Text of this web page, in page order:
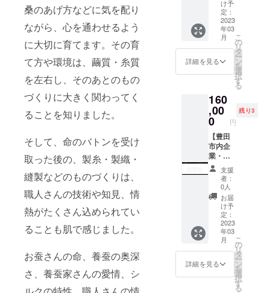
桑のあげ方などに気を配り
ながら、心を通わせるよう
に大切に育てます。その育
て方や環境は、繭質・糸質
を左右し、そのあとのもの
づくりに大きく関わってく
ることを知りました。
そして、命のバトンを受け
取った後の、製糸・製織・
縫製などのものづくりは、
職人さんの技術や知見、情
熱がたくさん込められてい
ることも肌で感じました。
お蚕さんの命、養蚕の奥深
さ、養蚕家さんの愛情、シ
クの特
性上、
摩擦・
こすれ
による
ちが発
生する
す。
役と
なって
柄をな
す織柄
にこだ
わり、
プリン
を求め
まし
た。モ
ノトー
ンのリ
バーシ
ブルデ
ザイン
は、ど
のよう
なコー
ディ
ネート
でも合
わせや
すく、
リボン
結び、
よりも
しっか
りとし
た厚
み・は
りがあ
優れた
シルク
の良さ
を生か
した、
シルク
100%の
ぜいた
くなス
トール
です。
縫製は
メロウ
巻を採
用し、
黒縁が
良いア
クセン
弊ブラ
ンドHP
での企
業・店
舗様ロ
ゴ掲
載・
ホーム
等への
リンク
をいた
しま
す。企
業・店
舗様を
対象と
した返
礼品で
す。
キャン
セルは
できな
いた
め、ご
支援の
際は十
分ご確
認くだ
け予
定：
2023
年03
月
詳細を見る
こ
の
リ
タ
ー
ン
を
選
択
す
る
160
,00
0 円
残り3
【豊田
市内企
業・店
舗様向
け：弊
ブラン
ドHP内
にロゴ
掲載＋
企業・
店舗様
紹介記
事掲
載】 弊
ブラン
ドHPで
支援
者：
0人
お届
け予
定：
2023
年03
月
詳細を見る
こ
の
リ
タ
ー
ン
を
選
択
す
る